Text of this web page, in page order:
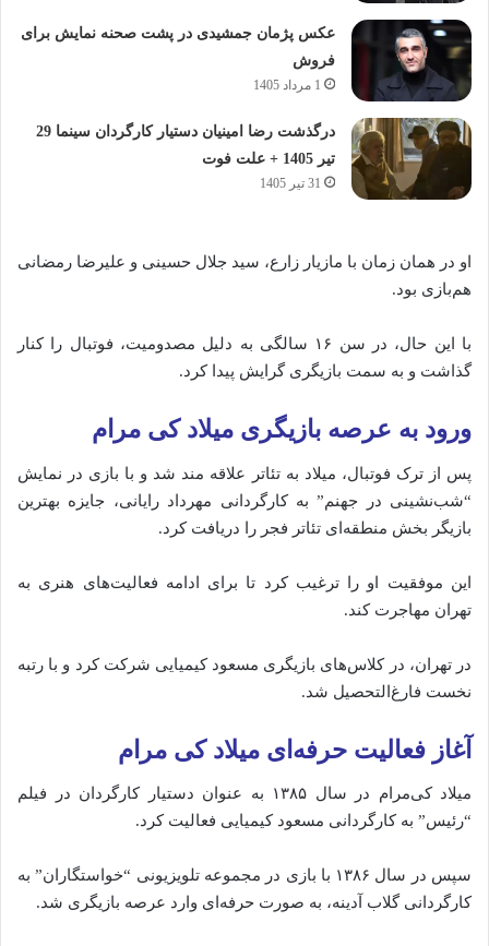
عکس پژمان جمشیدی در پشت صحنه نمایش برای
فروش
1 مرداد 1405
درگذشت رضا امینیان دستیار کارگردان سینما 29
تیر 1405 + علت فوت
31 تیر 1405
او در همان زمان با مازیار زارع، سید جلال حسینی و علیرضا رمضانی
هم‌بازی بود.
با این حال، در سن ۱۶ سالگی به دلیل مصدومیت، فوتبال را کنار
گذاشت و به سمت بازیگری گرایش پیدا کرد.
ورود به عرصه بازیگری میلاد کی مرام
پس از ترک فوتبال، میلاد به تئاتر علاقه‌ مند شد و با بازی در نمایش
“شب‌نشینی در جهنم” به کارگردانی مهرداد رایانی، جایزه بهترین
بازیگر بخش منطقه‌ای تئاتر فجر را دریافت کرد.
این موفقیت او را ترغیب کرد تا برای ادامه فعالیت‌های هنری به
تهران مهاجرت کند.
در تهران، در کلاس‌های بازیگری مسعود کیمیایی شرکت کرد و با رتبه
نخست فارغ‌التحصیل شد.
آغاز فعالیت حرفه‌ای میلاد کی مرام
میلاد کی‌مرام در سال ۱۳۸۵ به عنوان دستیار کارگردان در فیلم
“رئیس” به کارگردانی مسعود کیمیایی فعالیت کرد.
سپس در سال ۱۳۸۶ با بازی در مجموعه تلویزیونی “خواستگاران” به
کارگردانی گلاب آدینه، به صورت حرفه‌ای وارد عرصه بازیگری شد.